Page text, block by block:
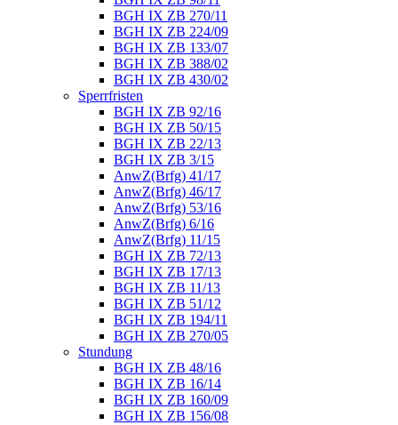
BGH IX ZB 270/11
BGH IX ZB 224/09
BGH IX ZB 133/07
BGH IX ZB 388/02
BGH IX ZB 430/02
Sperrfristen
BGH IX ZB 92/16
BGH IX ZB 50/15
BGH IX ZB 22/13
BGH IX ZB 3/15
AnwZ(Brfg) 41/17
AnwZ(Brfg) 46/17
AnwZ(Brfg) 53/16
AnwZ(Brfg) 6/16
AnwZ(Brfg) 11/15
BGH IX ZB 72/13
BGH IX ZB 17/13
BGH IX ZB 11/13
BGH IX ZB 51/12
BGH IX ZB 194/11
BGH IX ZB 270/05
Stundung
BGH IX ZB 48/16
BGH IX ZB 16/14
BGH IX ZB 160/09
BGH IX ZB 156/08